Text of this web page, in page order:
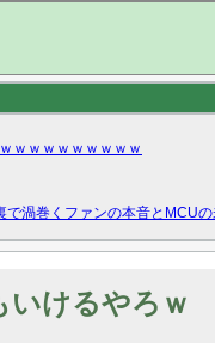
ｗｗｗｗｗｗｗｗｗ
で渦巻くファンの本音とMCU
いけるやろｗ